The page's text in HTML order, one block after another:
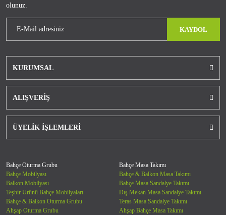
olunuz.
KAYDOL
KURUMSAL
ALIŞVERİŞ
ÜYELİK İŞLEMLERİ
Bahçe Oturma Grubu
Bahçe Mobilyası
Balkon Mobilyası
Teşhir Ürünü Bahçe Mobilyaları
Bahçe & Balkon Oturma Grubu
Ahşap Oturma Grubu
Bahçe Masa Takımı
Bahçe & Balkon Masa Takımı
Bahçe Masa Sandalye Takımı
Dış Mekan Masa Sandalye Takımı
Teras Masa Sandalye Takımı
Ahşap Bahçe Masa Takımı